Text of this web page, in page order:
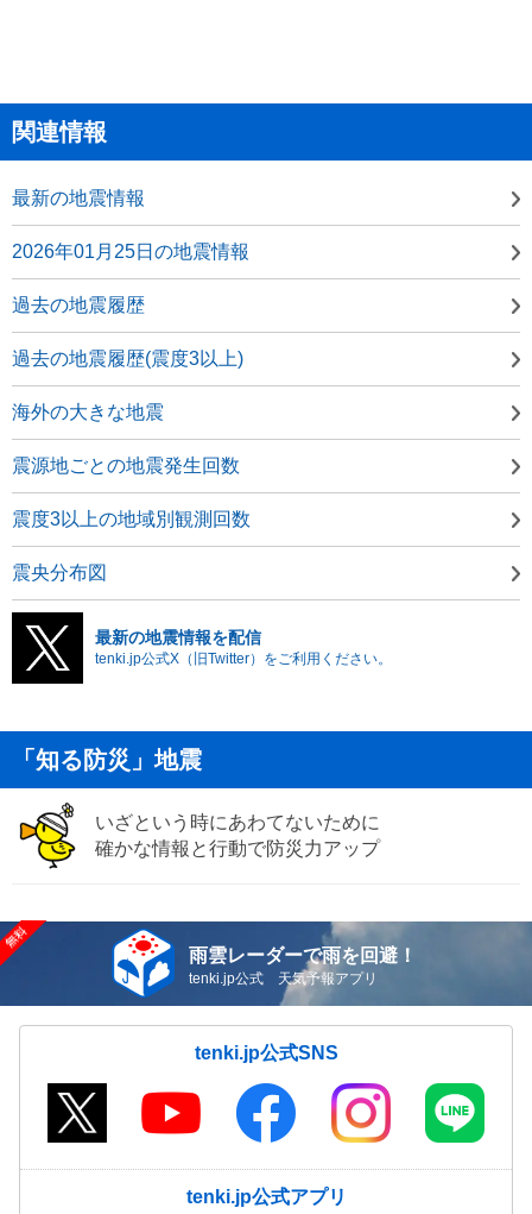
関連情報
最新の地震情報
2026年01月25日の地震情報
過去の地震履歴
過去の地震履歴(震度3以上)
海外の大きな地震
震源地ごとの地震発生回数
震度3以上の地域別観測回数
震央分布図
最新の地震情報を配信
tenki.jp公式X（旧Twitter）をご利用ください。
「知る防災」地震
いざという時にあわてないために
確かな情報と行動で防災力アップ
雨雲レーダーで雨を回避！
tenki.jp公式 天気予報アプリ
tenki.jp公式SNS
tenki.jp公式アプリ